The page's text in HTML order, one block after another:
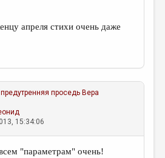
апреля стихи очень даже
проседь Вера
15:34:06
"параметрам" очень!